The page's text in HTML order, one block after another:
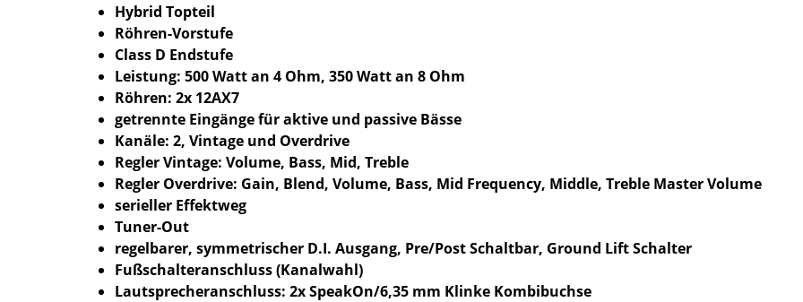
Hybrid Topteil
Röhren-Vorstufe
Class D Endstufe
Leistung: 500 Watt an 4 Ohm, 350 Watt an 8 Ohm
Röhren: 2x 12AX7
getrennte Eingänge für aktive und passive Bässe
Kanäle: 2, Vintage und Overdrive
Regler Vintage: Volume, Bass, Mid, Treble
Regler Overdrive: Gain, Blend, Volume, Bass, Mid Frequency, Middle, Treble Master Volume
serieller Effektweg
Tuner-Out
regelbarer, symmetrischer D.I. Ausgang, Pre/Post Schaltbar, Ground Lift Schalter
Fußschalteranschluss (Kanalwahl)
Lautsprecheranschluss: 2x SpeakOn/6,35 mm Klinke Kombibuchse